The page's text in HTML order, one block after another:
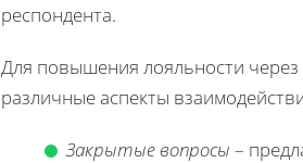
респондента.
Для повышения лояльности
различные аспекты
Закрытые вопросы –